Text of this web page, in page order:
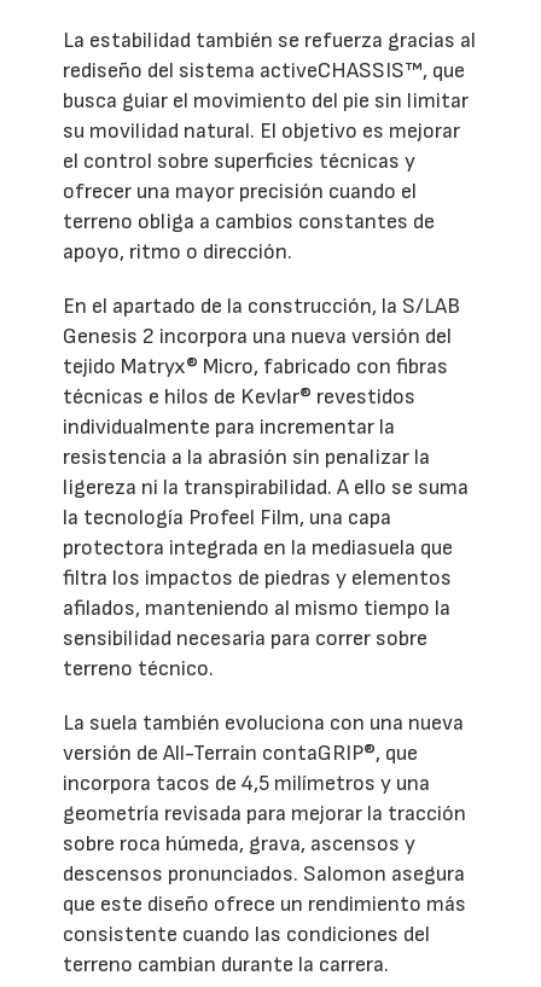
La estabilidad también se refuerza gracias al
rediseño del sistema activeCHASSIS™, que
busca guiar el movimiento del pie sin limitar
su movilidad natural. El objetivo es mejorar
el control sobre superficies técnicas y
ofrecer una mayor precisión cuando el
terreno obliga a cambios constantes de
apoyo, ritmo o dirección.
En el apartado de la construcción, la S/LAB
Genesis 2 incorpora una nueva versión del
tejido Matryx® Micro, fabricado con fibras
técnicas e hilos de Kevlar® revestidos
individualmente para incrementar la
resistencia a la abrasión sin penalizar la
ligereza ni la transpirabilidad. A ello se suma
la tecnología Profeel Film, una capa
protectora integrada en la mediasuela que
filtra los impactos de piedras y elementos
afilados, manteniendo al mismo tiempo la
sensibilidad necesaria para correr sobre
terreno técnico.
La suela también evoluciona con una nueva
versión de All-Terrain contaGRIP®, que
incorpora tacos de 4,5 milímetros y una
geometría revisada para mejorar la tracción
sobre roca húmeda, grava, ascensos y
descensos pronunciados. Salomon asegura
que este diseño ofrece un rendimiento más
consistente cuando las condiciones del
terreno cambian durante la carrera.